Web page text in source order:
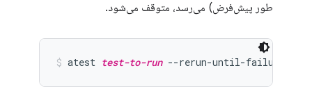
طور پیش‌فرض) می‌رسد، متوقف می‌شود.
atest test-to-run --rerun-until-failure